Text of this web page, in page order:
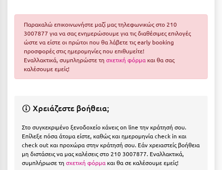
Ερμιόνη
Εύβοια
Ευρυτανία
Ζάκυνθος
Ηλεία
Παρακαλώ επικοινωνήστε μαζί μας τηλεφωνικώς στο 210
3007877 για να σας ενημερώσουμε για τις διαθέσιμες επιλογές
ώστε να είστε οι πρώτοι που θα λάβετε τις early booking
προσφορές στις ημερομηνίες που επιθυμείτε!
Εναλλακτικά, συμπληρώστε τη σχετική φόρμακαι θα σας
καλέσουμε εμείς!
Χρειάζεστε βοήθεια;
Στο συγκεκριμένο ξενοδοχείο κάνεις on line την κράτησή σου.
Επίλεξε πόσα άτομα είστε, καθώς και ημερομηνία check in και
check out και προχώρα στην κράτησή σου. Εάν χρειαστείς βοήθεια
μη διστάσεις να μας καλέσεις στο 210 3007877. Εναλλακτικά,
συμπλήρωσε τη σχετική φόρμα και θα σε καλέσουμε εμείς!